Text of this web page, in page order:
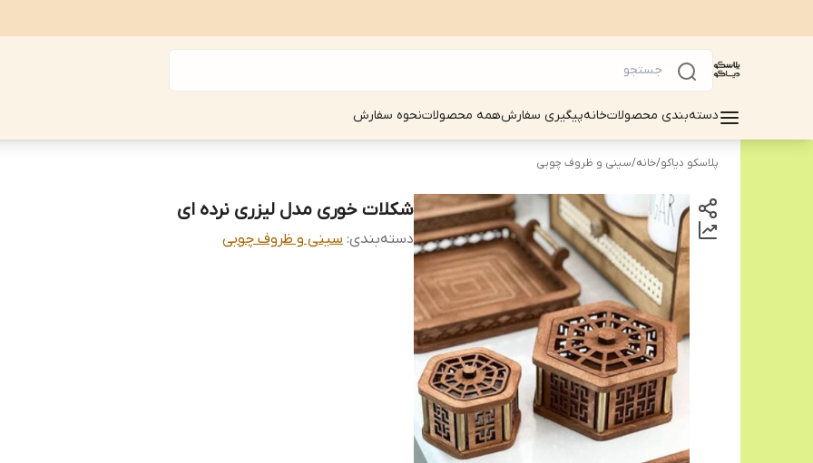
دسته‌بندی محصولاتخانهپیگیری سفارشهمه محصولاتنحوه سفارش
پلاسکو دیاکو/خانه/سینی و ظروف چوبی
شکلات خوری مدل لیزری نرده ای
دسته‌بندی: سینی و ظروف چوبی